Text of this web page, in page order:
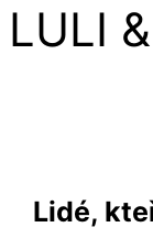
LULI
Lidé,